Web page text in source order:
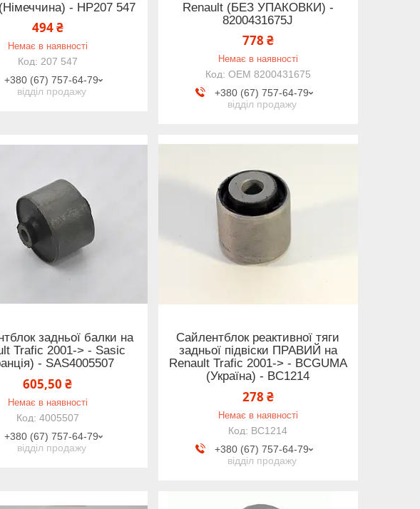
- HP207 547
494 ₴
Немає в наявності
207 547
+380 (67) 757-64-79
відділ продажу
Renault (БЕЗ УПАКОВКИ) -
8200431675J
778 ₴
Немає в наявності
OEM 8200431675
+380 (67) 757-64-79
відділ продажу
задньої балки на
Trafic 2001-> - Sasic
- SAS4005507
605,50 ₴
Немає в наявності
4005507
+380 (67) 757-64-79
відділ продажу
Сайлентблок реактивної тяги
задньої підвіски ПРАВИЙ на
Renault Trafic 2001-> - BCGUMA
(Україна) - BC1214
278 ₴
Немає в наявності
BC1214
+380 (67) 757-64-79
відділ продажу